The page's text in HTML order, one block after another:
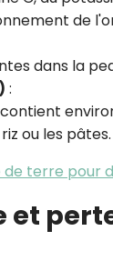
de
dans la
:
ou les pâtes.
terre pour
et